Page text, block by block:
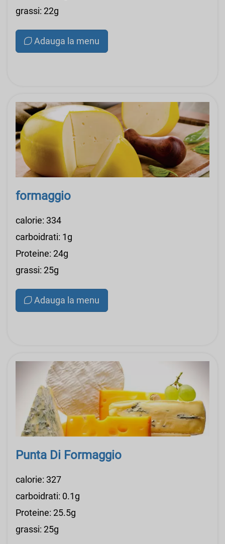
grassi: 22g
Adauga la menu
formaggio
calorie: 334
carboidrati: 1g
Proteine: 24g
grassi: 25g
Adauga la menu
Punta Di Formaggio
calorie: 327
carboidrati: 0.1g
Proteine: 25.5g
grassi: 25g